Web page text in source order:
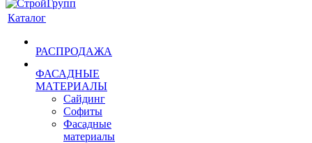
Каталог
РАСПРОДАЖА
ФАСАДНЫЕ
МАТЕРИАЛЫ
Сайдинг
Софиты
Фасадные
материалы